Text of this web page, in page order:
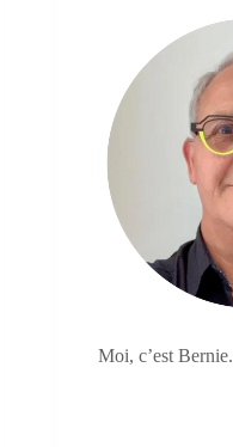
Moi, c’est Bernie.